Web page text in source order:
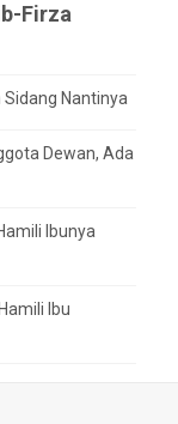
Firza
Nantinya
Dewan, Ada
Ibunya
Ibu